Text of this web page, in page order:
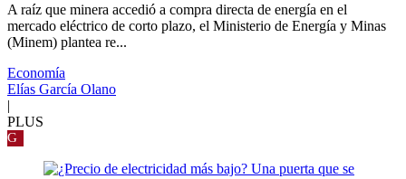
A raíz que minera accedió a compra directa de energía en el
mercado eléctrico de corto plazo, el Ministerio de Energía y Minas
(Minem) plantea re...
Economía
Elías García Olano
|
PLUS
G